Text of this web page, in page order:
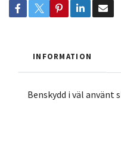
INFORMATION
Benskydd i väl använt